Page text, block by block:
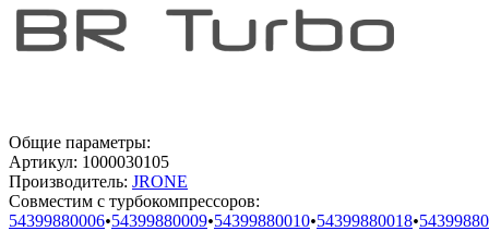
Общие параметры:
Артикул: 1000030105
Производитель: JRONE
Совместим с турбокомпрессоров:
54399880006•54399880009•54399880010•54399880018•